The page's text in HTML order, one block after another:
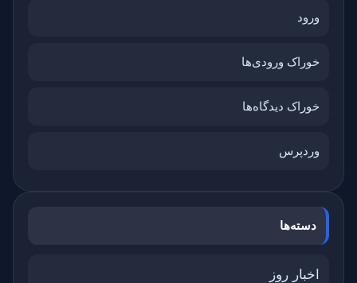
ورود
خوراک ورودی‌ها
خوراک دیدگاه‌ها
وردپرس
دسته‌ها
اخبار روز